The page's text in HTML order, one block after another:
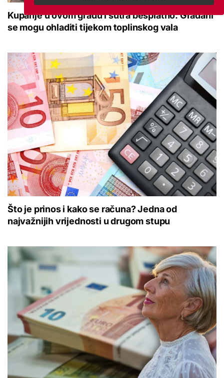
Kupanje u ovom gradu i sutra besplatno: Građani
se mogu ohladiti tijekom toplinskog vala
Što je prinos i kako se računa? Jedna od
najvažnijih vrijednosti u drugom stupu